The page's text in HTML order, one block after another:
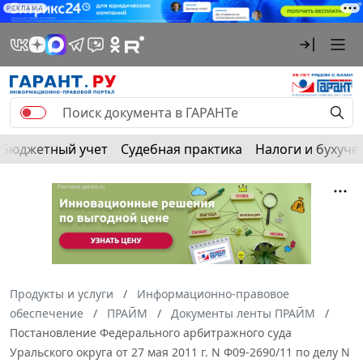
РЕКЛАМА
Бюджетный учет Судебная практика Налоги и
Продукты и услуги
Информационно-правовое
обеспечение
ПРАЙМ
Документы ленты ПРАЙМ
Постановление Федерального арбитражного суда
Уральского округа от 27 мая 2011 г. N Ф09-2690/11 по делу N